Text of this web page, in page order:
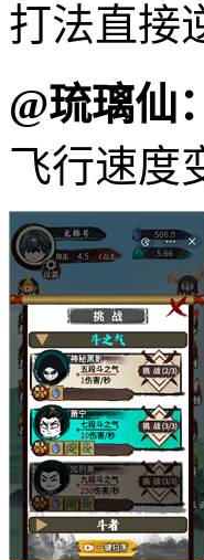
打法直接
@琉璃仙：
飞行速度